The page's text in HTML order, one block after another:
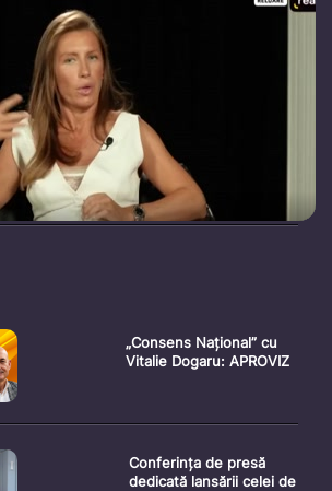
„Consens Național” cu
Vitalie Dogaru: APROVIZ
Conferința de presă
dedicată lansării celei de